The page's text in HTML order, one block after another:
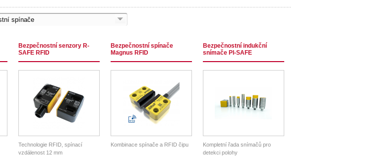
Bezpečnostní senzory R-
SAFE RFID
Technologie RFID, spínací
vzdálenost 12 mm
Bezpečnostní spínače
Magnus RFID
Kombinace spínače a RFID čipu
Bezpečnostní indukční
snímače PI-SAFE
Kompletní řada snímačů pro
detekci polohy